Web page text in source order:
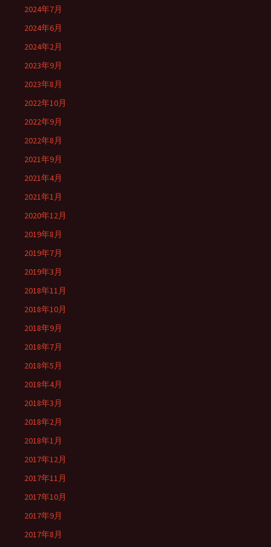
2024年7月
2024年6月
2024年2月
2023年9月
2023年8月
2022年10月
2022年9月
2022年8月
2021年9月
2021年4月
2021年1月
2020年12月
2019年8月
2019年7月
2019年3月
2018年11月
2018年10月
2018年9月
2018年7月
2018年5月
2018年4月
2018年3月
2018年2月
2018年1月
2017年12月
2017年11月
2017年10月
2017年9月
2017年8月